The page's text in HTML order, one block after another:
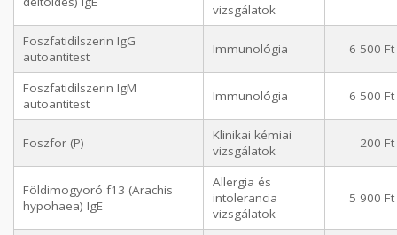
vizsgálatok
Foszfatidilszerin IgG
autoantitest
Immunológia 6 500 Ft
Foszfatidilszerin IgM
autoantitest
Immunológia 6 500 Ft
Foszfor (P)
Klinikai kémiai
vizsgálatok
200 Ft
Földimogyoró f13 (Arachis
hypohaea) IgE
Allergia és
intolerancia
vizsgálatok
5 900 Ft